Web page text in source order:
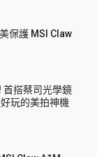
保護 MSI Claw
首搭蔡司光學鏡
玩的美拍神機